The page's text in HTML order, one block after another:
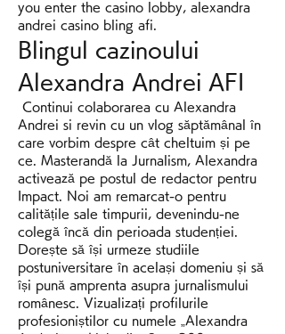
you enter the casino lobby, alexandra
andrei casino bling afi.
Blingul cazinoului
Alexandra Andrei AFI
Andrei si revin cu un vlog săptămânal în
care vorbim despre cât cheltuim și pe
ce. Masterandă la Jurnalism, Alexandra
activează pe postul de redactor pentru
Impact. Noi am remarcat-o pentru
calitățile sale timpurii, devenindu-ne
colegă încă din perioada studenției.
Dorește să își urmeze studiile
postuniversitare în același domeniu și să
își pună amprenta asupra jurnalismului
românesc. Vizualizați profilurile
profesioniștilor cu numele „Alexandra